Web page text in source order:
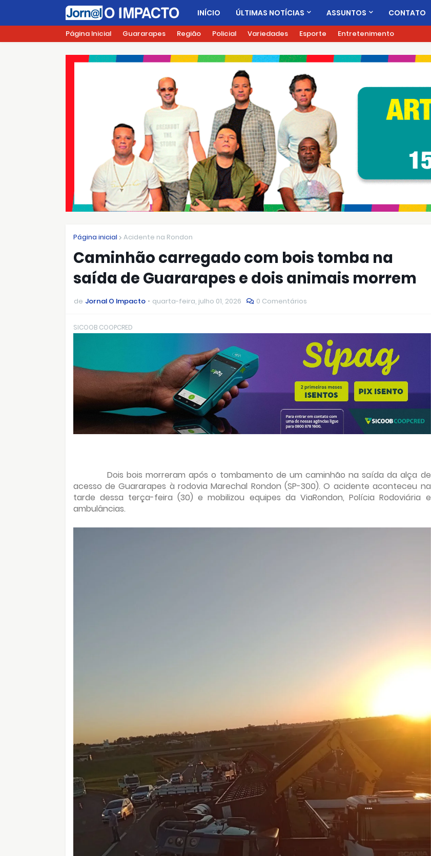
INÍCIO ÚLTIMAS NOTÍCIAS ASSUNTOS CONTATO
Página Inicial Guararapes Região Policial Variedades Esporte Entretenimento
Página inicial Acidente na Rondon
Caminhão carregado com bois tomba na
saída de Guararapes e dois animais morrem
de Jornal O Impacto quarta-feira, julho 01, 2026 0 Comentários
SICOOB COOPCRED
Dois bois morreram após o tombamento de um caminhão na saída da alça de
acesso de Guararapes à rodovia Marechal Rondon (SP-300). O acidente aconteceu na
tarde dessa terça-feira (30) e mobilizou equipes da ViaRondon, Polícia Rodoviária e
ambulâncias.